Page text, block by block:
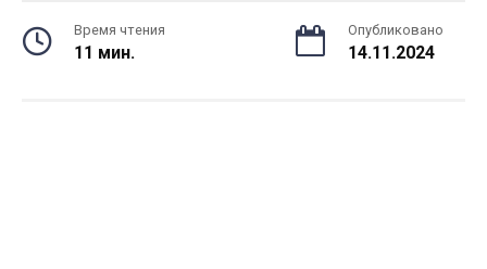
Время чтения
11 мин.
Опубликовано
14.11.2024